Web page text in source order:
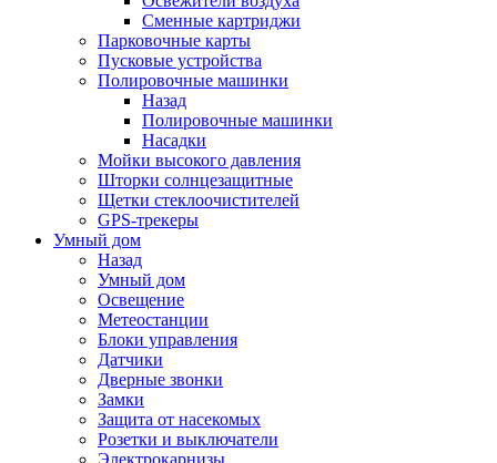
Сменные картриджи
Парковочные карты
Пусковые устройства
Полировочные машинки
Назад
Полировочные машинки
Насадки
Мойки высокого давления
Шторки солнцезащитные
Щетки стеклоочистителей
GPS-трекеры
Умный дом
Назад
Умный дом
Освещение
Метеостанции
Блоки управления
Датчики
Дверные звонки
Замки
Защита от насекомых
Розетки и выключатели
Электрокарнизы